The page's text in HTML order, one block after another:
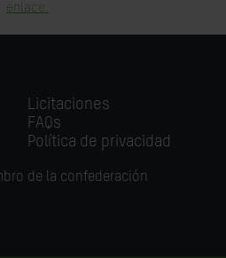
enlace.
Licitaciones
FAQs
Política de privacidad
de la confederación